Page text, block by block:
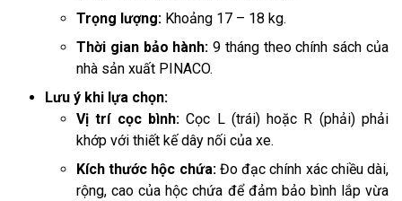
Trọng lượng: Khoảng 17 – 18 kg.
Thời gian bảo hành:9 tháng theo chính sách của
nhà sản xuất PINACO.
Lưu ý khi lựa chọn:
Vị trí cọc bình:Cọc L (trái) hoặc R (phải) phải
khớp với thiết kế dây nối của xe.
Kích thước hộc chứa: Đo đạc chính xác chiều dài,
rộng, cao của hộc chứa để đảm bảo bình lắp vừa